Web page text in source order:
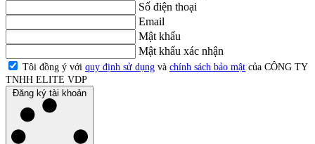
Số điện thoại
Email
Mật khẩu
Mật khẩu xác nhận
Tôi đồng ý với quy định sử dụng và chính sách bảo mật của CÔNG TY
TNHH ELITE VDP
Đăng ký tài khoản